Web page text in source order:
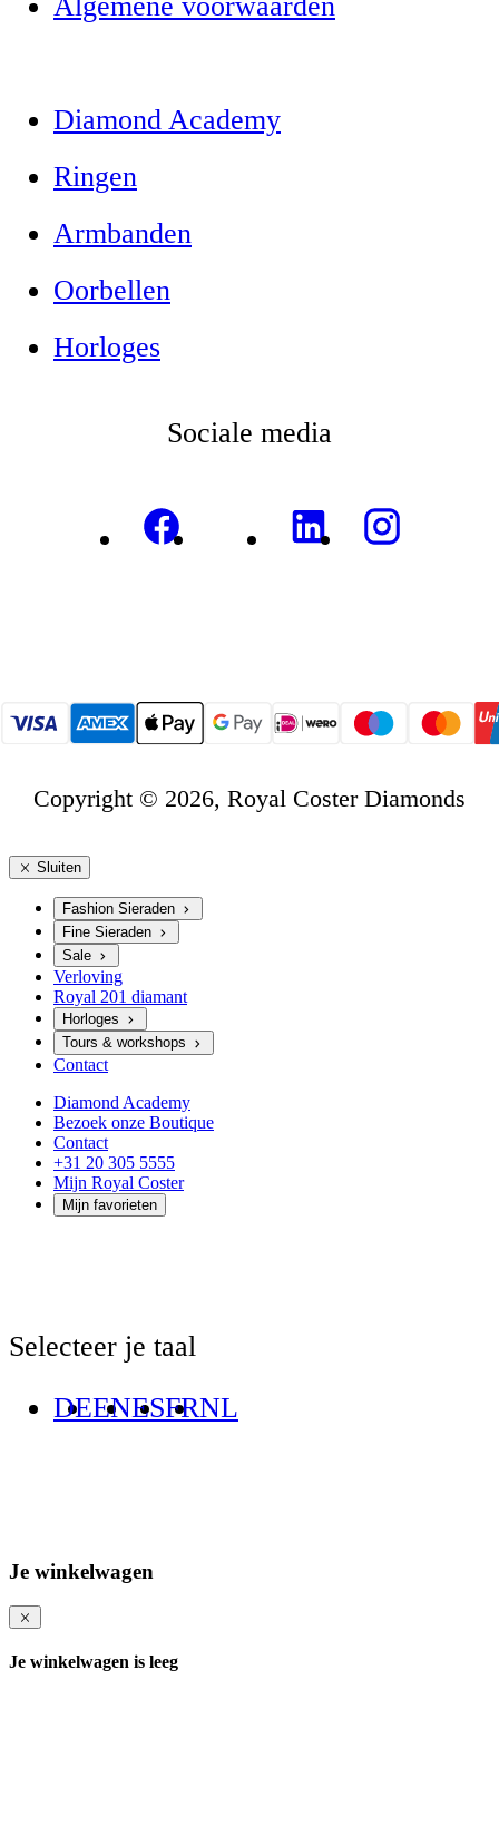
Diamond Academy
Ringen
Armbanden
Oorbellen
Horloges
Sociale media
Copyright © 2026, Royal Coster Diamonds
Sluiten
Fashion Sieraden
Fine Sieraden
Sale
Verloving
Royal 201 diamant
Horloges
Tours & workshops
Contact
Diamond Academy
Bezoek onze Boutique
Contact
+31 20 305 5555
Mijn Royal Coster
Mijn favorieten
Selecteer je taal
DEENESFRNL
Je winkelwagen
Je winkelwagen is leeg